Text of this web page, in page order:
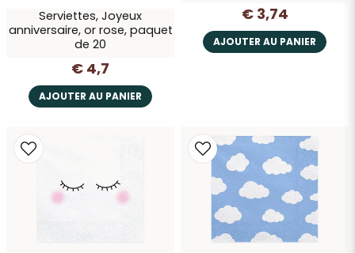
Serviettes, Joyeux
anniversaire, or rose, paquet
de 20
€ 4,7
AJOUTER AU PANIER
€ 3,74
AJOUTER AU PANIER